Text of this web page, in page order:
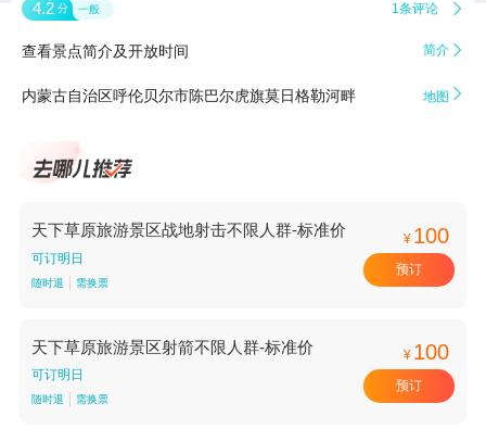
4.2 分 一般 1条评论 
查看景点简介及开放时间 简介 
内蒙古自治区呼伦贝尔市陈巴尔虎旗莫日格勒河畔 地图 
天下草原旅游景区战地射击不限人群-标准价
可订明日
随时退 需换票
¥ 100
预订
天下草原旅游景区射箭不限人群-标准价
可订明日
随时退 需换票
¥ 100
预订